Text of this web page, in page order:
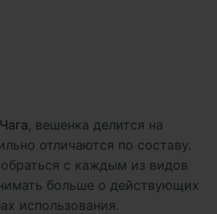
, вешенка делится на
отличаются по составу.
с каждым из видов
больше о действующих
использования.